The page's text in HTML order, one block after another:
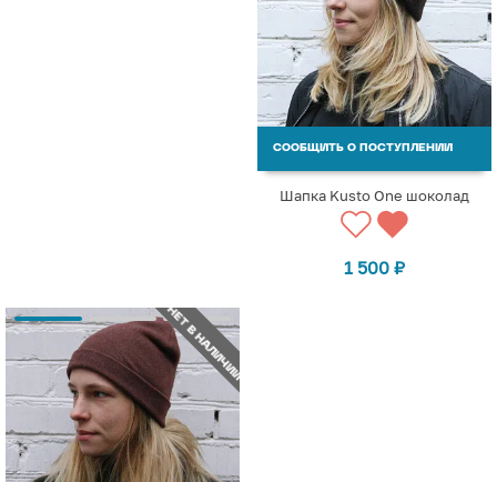
СООБЩИТЬ О ПОСТУПЛЕНИИ
Шапка Kusto One шоколад
1 500 ₽
НЕТ В НАЛИЧИИ